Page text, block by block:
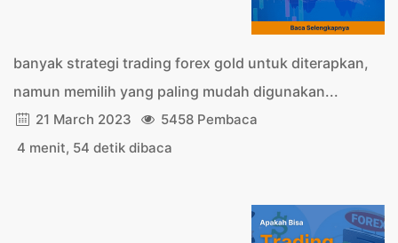
banyak strategi trading forex gold untuk diterapkan,
namun memilih yang paling mudah digunakan...
21 March 2023
5458 Pembaca
4 menit, 54 detik dibaca